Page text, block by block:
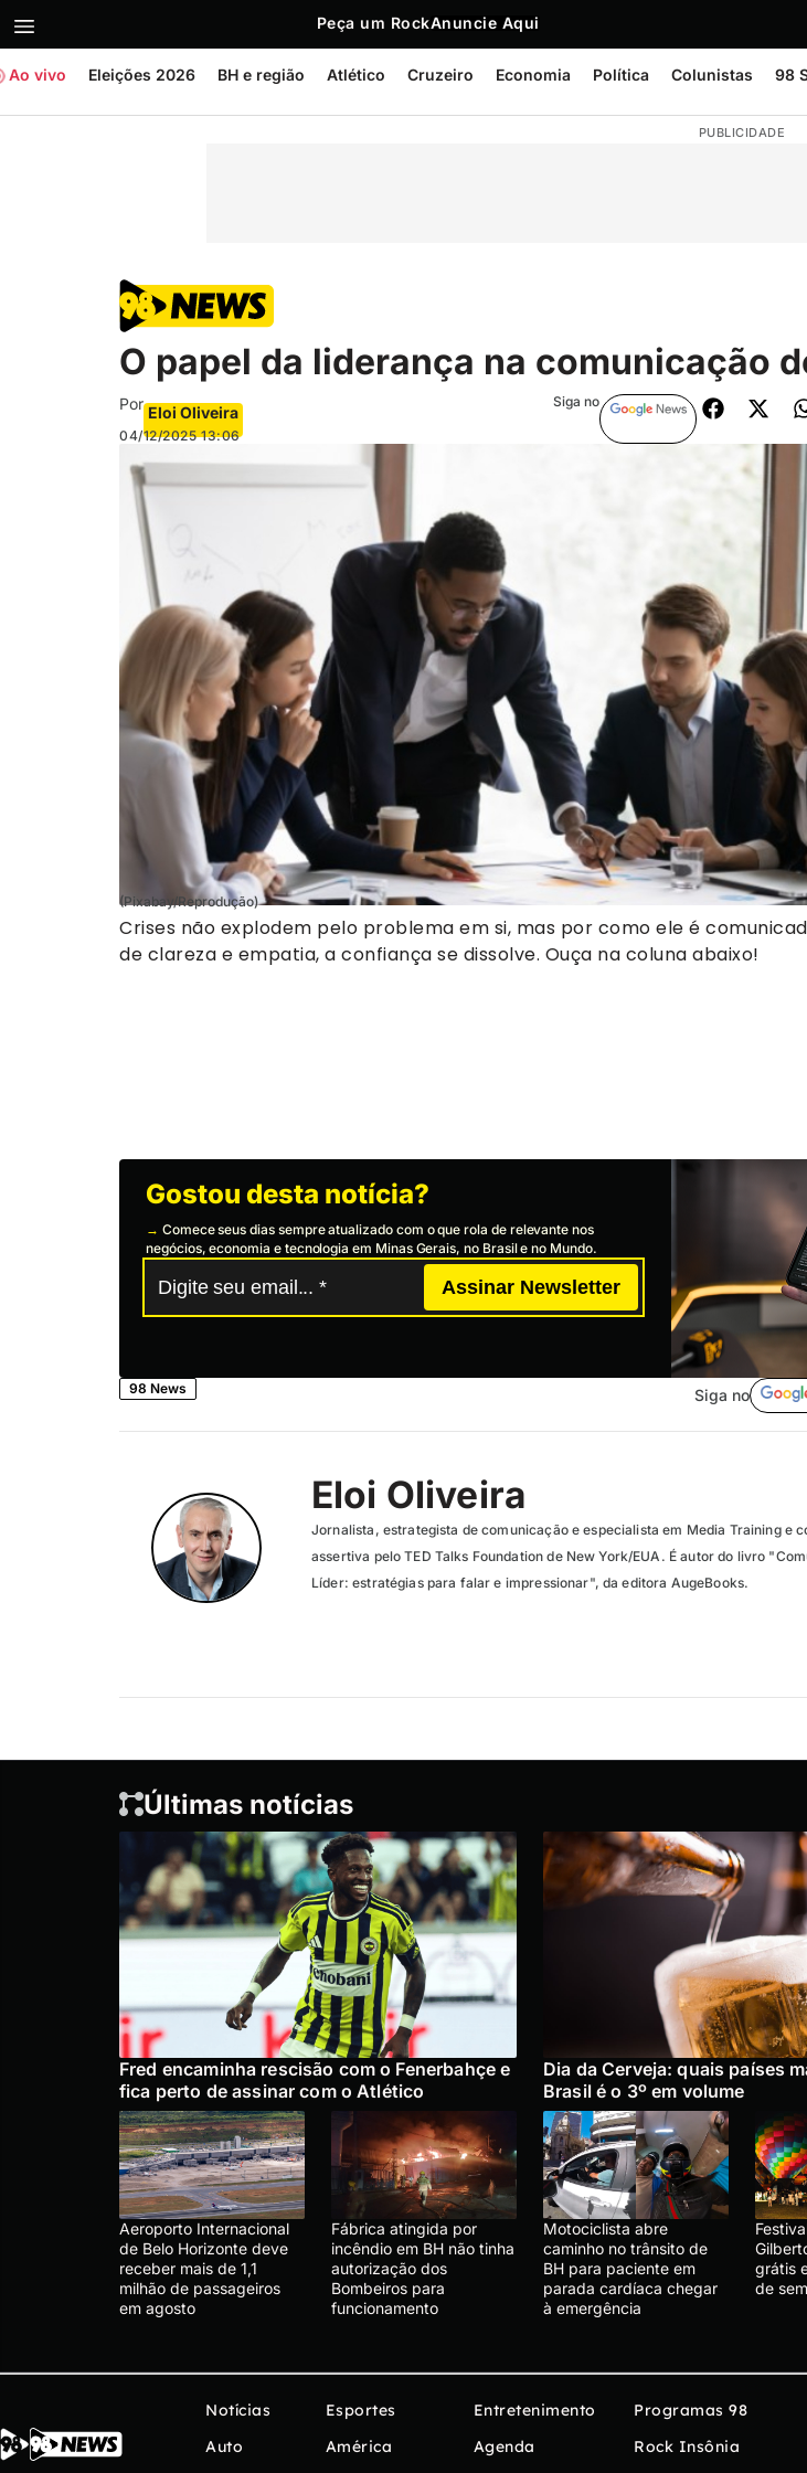
Peça um RockAnuncie Aqui
Ao vivo Eleições 2026 BH e região Atlético Cruzeiro Economia Política Colunistas 98
PUBLICIDADE
O papel da liderança na comunicação
Por Eloi Oliveira
04/12/2025 13:06
Siga no
(Pixabay/Reprodução)
Crises não explodem pelo problema em si, mas por como ele é
de clareza e empatia, a confiança se dissolve. Ouça na coluna abaixo!
Gostou desta notícia?
→ Comece seus dias sempre atualizado com o que rola de relevante nos
negócios, economia e tecnologia em Minas Gerais, no Brasil e no Mundo.
Assinar Newsletter
98 News Siga no
Eloi Oliveira
Jornalista, estrategista de comunicação e especialista em Media Training e
assertiva pelo TED Talks Foundation de New York/EUA. É autor do livro
Líder: estratégias para falar e impressionar", da editora AugeBooks.
Últimas notícias
Fred encaminha rescisão com o Fenerbahçe e
fica perto de assinar com o Atlético
Dia da Cerveja: quais países
Brasil é o 3º em volume
Aeroporto Internacional
de Belo Horizonte deve
receber mais de 1,1
milhão de passageiros
em agosto
Fábrica atingida por
incêndio em BH não tinha
autorização dos
Bombeiros para
funcionamento
Motociclista abre
caminho no trânsito de
BH para paciente em
parada cardíaca chegar
à emergência
grátis
de
Notícias
Auto
Esportes
América
Entretenimento
Agenda
Programas 98
Rock Insônia